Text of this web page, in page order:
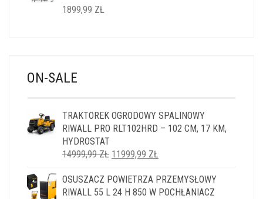
1899,99 ZŁ
ON-SALE
TRAKTOREK OGRODOWY SPALINOWY
RIWALL PRO RLT102HRD – 102 CM, 17 KM,
HYDROSTAT
14999,99ZŁ PIERWOTNA
WYNOSIŁA:
14999,99 ZŁ.
11999,99 ZŁ
WYNOSI:
11999,99 ZŁ.
OSUSZACZ POWIETRZA PRZEMYSŁOWY
RIWALL 55 L 24 H 850 W POCHŁANIACZ